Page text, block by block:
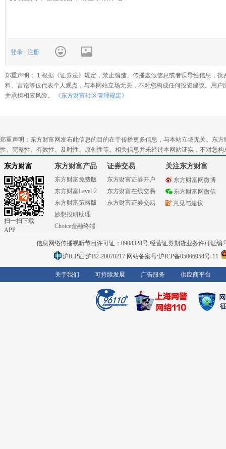
登录 注册
郑重声明： 1.根据《证券法》规定，禁止编造、传播虚假信息或者误导性信息，
料、言论等仅代表个人观点，与本网站立场无关，不对您构成任何投资建议。用
并承担相应风险。
《东方财富社区管理规定》
郑重声明：东方财富网发布此信息的目的在于传播更多信息，与本站立场无关。东
性、完整性、有效性、及时性、原创性等。相关信息并未经过本网站证实，不对您
东方财富
扫一扫下载
APP
东方财富产品
东方财富免费版
东方财富Level-2
东方财富策略版
妙想投研助理
Choice金融终端
证券交易
东方财富证券开户
东方财富在线交易
东方财富证券交易
关注东方财富
东方财富网微博
东方财富网微信
意见与建议
信息网络传播视听节目许可证：0908328号 经营证券期货业务许可证编
沪ICP证:沪B2-20070217 网站备案号:沪ICP备05006054号-11
关于我们 可持续发展 广告服务 供应商平台